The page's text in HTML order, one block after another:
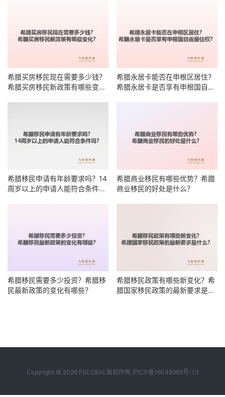
希腊买房移民现在需要多少钱？
希腊买房移民新政策有哪些变
希腊永居卡能否在申根区居住？
希腊永居卡是否享有申根国自由
希腊移民申请有年龄要求吗？14
周岁以上的申请人能符合条件
希腊商业移民有哪些优势？希腊
商业移民的好处是什么？
希腊移民需要多少投资？希腊移
民最新政策的变化有哪些？
希腊移民政策有哪些新变化？希
腊国家移民政策的最新要求是什
Copyright © 2026 FGLOBAL版权所有 沪ICP备16048965号-13